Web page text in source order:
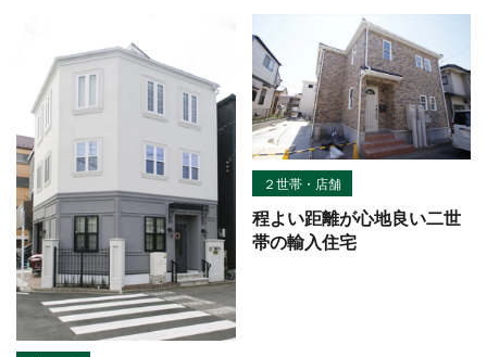
２世帯・店舗
程よい距離が心地良い二世
帯の輸入住宅